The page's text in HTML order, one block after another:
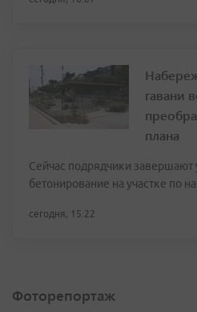
гавани
плана
Сейчас подрядчики завершают
бетонирование на участке по
сегодня, 15:22
Фоторепортаж